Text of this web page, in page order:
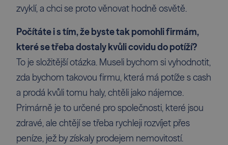
zvyklí, a chci se proto věnovat hodně osvětě.
Počítáte i s tím, že byste tak pomohli firmám,
které se třeba dostaly kvůli covidu do potíží?
To je složitější otázka. Museli bychom si vyhodnotit,
zda bychom takovou firmu, která má potíže s cash
a prodá kvůli tomu haly, chtěli jako nájemce.
Primárně je to určené pro společnosti, které jsou
zdravé, ale chtějí se třeba rychleji rozvíjet přes
peníze, jež by získaly prodejem nemovitostí.